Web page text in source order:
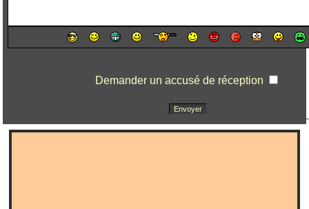
Demander un accusé de réception
Envoyer